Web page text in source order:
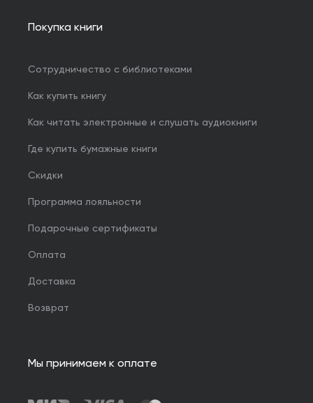
Покупка книги
Сотрудничество с библиотеками
Как купить книгу
Как читать электронные и слушать аудиокниги
Где купить бумажные книги
Скидки
Программа лояльности
Подарочные сертификаты
Оплата
Доставка
Возврат
Мы принимаем к оплате